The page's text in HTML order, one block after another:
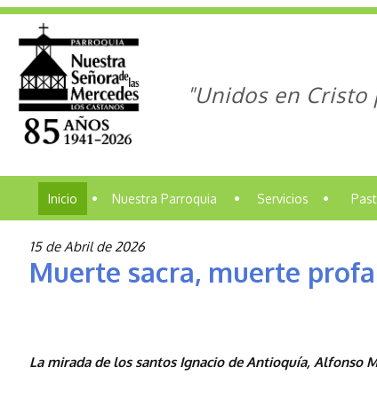
"Unidos en
Inicio • Nuestra Parroquia • Servicios •
15 de Abril de 2026
Muerte sacra, muerte
La mirada de los santos Ignacio de Antioquía, Alfonso